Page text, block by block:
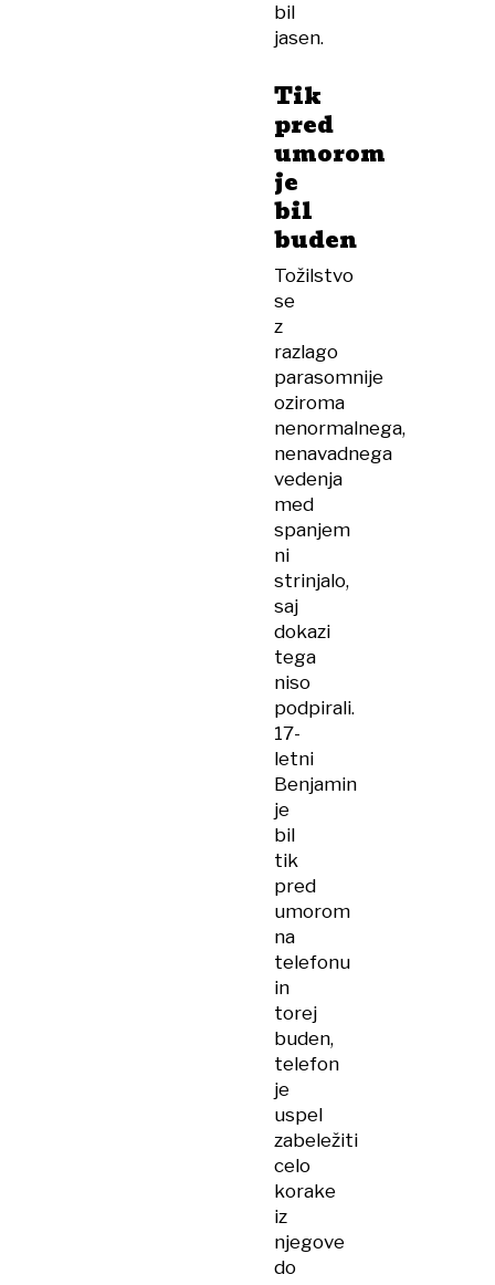
bil
jasen.
Tik
pred
umorom
je
bil
buden
Tožilstvo
se
z
razlago
parasomnije
oziroma
nenormalnega,
nenavadnega
vedenja
med
spanjem
ni
strinjalo,
saj
dokazi
tega
niso
podpirali.
17-
letni
Benjamin
je
bil
tik
pred
umorom
na
telefonu
in
torej
buden,
telefon
je
uspel
zabeležiti
celo
korake
iz
njegove
do